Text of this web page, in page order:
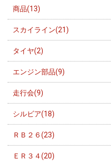
商品(13)
スカイライン(21)
タイヤ(2)
エンジン部品(9)
走行会(9)
シルビア(18)
ＲＢ２６(23)
ＥＲ３４(20)